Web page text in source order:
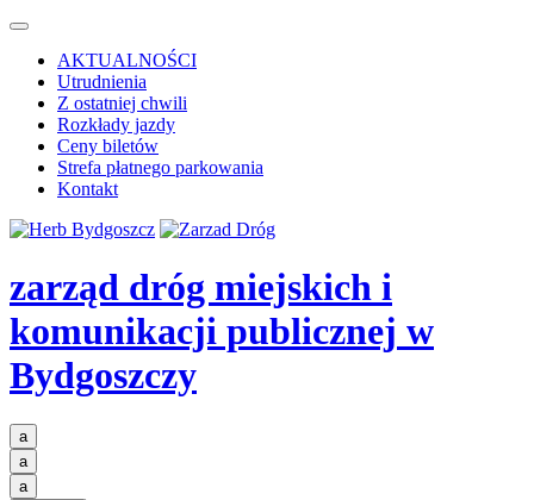
AKTUALNOŚCI
Utrudnienia
Z ostatniej chwili
Rozkłady jazdy
Ceny biletów
Strefa płatnego parkowania
Kontakt
zarząd dróg miejskich i
komunikacji publicznej w
Bydgoszczy
a
a
a